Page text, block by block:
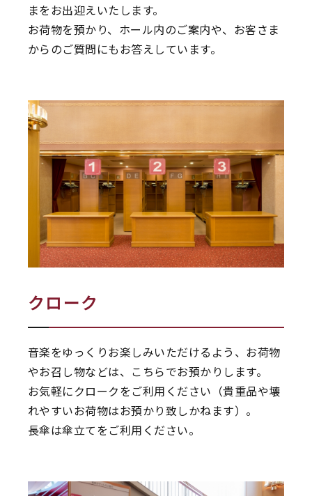
まをお出迎えいたします。
お荷物を預かり、ホール内のご案内や、お客さま
からのご質問にもお答えしています。
クローク
音楽をゆっくりお楽しみいただけるよう、お荷物
やお召し物などは、こちらでお預かりします。
お気軽にクロークをご利用ください（貴重品や壊
れやすいお荷物はお預かり致しかねます）。
長傘は傘立てをご利用ください。